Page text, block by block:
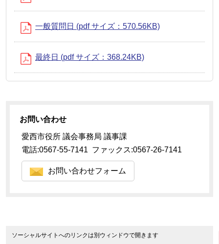
一般質問日 (pdf サイズ：570.56KB)
最終日 (pdf サイズ：368.24KB)
お問い合わせ
愛西市役所 議会事務局 議事課
電話:0567-55-7141 ファックス:0567-26-7141
お問い合わせフォーム
ソーシャルサイトへのリンクは別ウィンドウで開きます